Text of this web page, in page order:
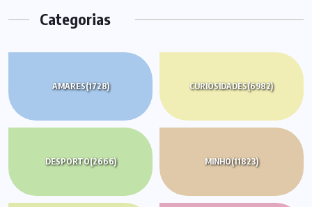
Categorias
AMARES(1728) CURIOSIDADES(6982)
DESPORTO(2666) MINHO(11823)